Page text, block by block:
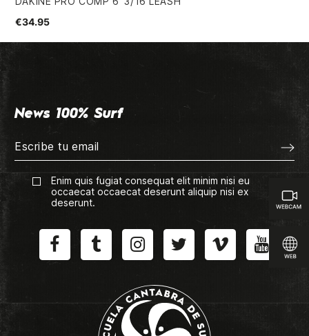
€34.95
News 100% Surf
Enim quis fugiat consequat elit minim nisi eu
occaecat occaecat deserunt aliquip nisi ex
deserunt.